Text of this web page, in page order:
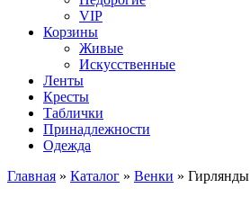
VIP
Корзины
Живые
Искусственные
Ленты
Кресты
Таблички
Принадлежности
Одежда
Главная » Каталог » Венки » Гирлянды